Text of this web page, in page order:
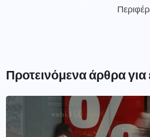
Προτεινόμενα άρθρα για